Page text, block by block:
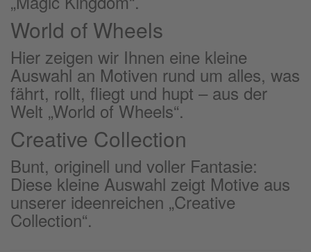
World of Wheels
Hier zeigen wir Ihnen eine kleine
Auswahl an Motiven rund um alles, was
fährt, rollt, fliegt und hupt – aus der
Welt „World of Wheels“.
Creative Collection
Bunt, originell und voller Fantasie:
Diese kleine Auswahl zeigt Motive aus
unserer ideenreichen „Creative
Collection“.